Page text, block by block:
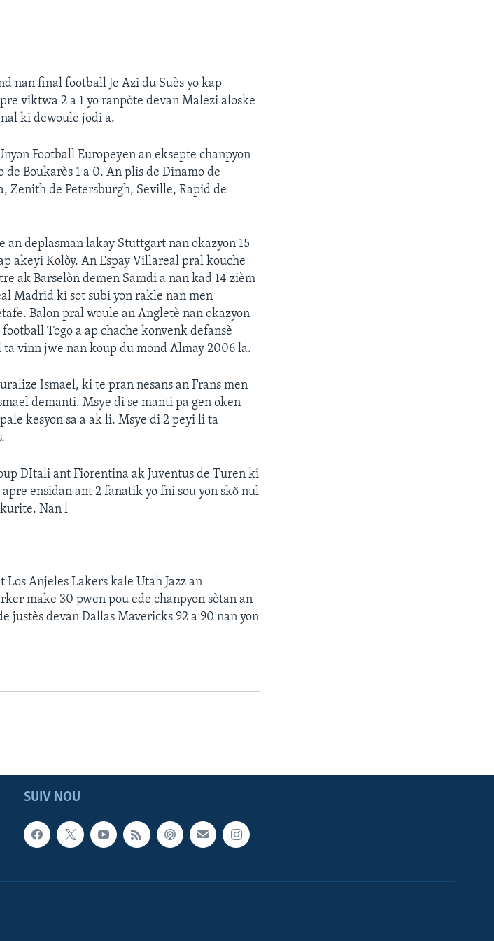
nan final football Je Azi du Suès yo kap
viktwa 2 a 1 yo ranpòte devan Malezi aloske
ki dewoule jodi a.
Football Europeyen an eksepte chanpyon
Boukarès 1 a 0. An plis de Dinamo de
Zenith de Petersburgh, Seville, Rapid de
an deplasman lakay Stuttgart nan okazyon 15
akeyi Kolòy. An Espay Villareal pral kouche
ak Barselòn demen Samdi a nan kad 14 zièm
Madrid ki sot subi yon rakle nan men
Balon pral woule an Angletè nan okazyon
Togo a ap chache konvenk defansè
vinn jwe nan koup du mond Almay 2006 la.
Ismael, ki te pran nesans an Frans men
demanti. Msye di se manti pa gen oken
kesyon sa a ak li. Msye di 2 peyi li ta
DItali ant Fiorentina ak Juventus de Turen ki
ensidan ant 2 fanatik yo fni sou yon skò̈ nul
Nan l
Anjeles Lakers kale Utah Jazz an
make 30 pwen pou ede chanpyon sòtan an
justès devan Dallas Mavericks 92 a 90 nan yon
SUIV NOU